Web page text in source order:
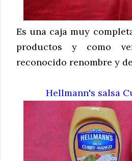
Es una caja muy
productos y como
reconocido renombre y
Hellmann's salsa